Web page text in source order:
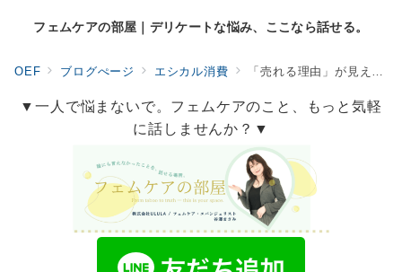
フェムケアの部屋｜デリケートな悩み、ここなら話せる。
OEF ブログぺージ エシカル消費 「売れる理由」が見えてくる！問屋・卸がOEFで学ぶエンドユーザー理解の新常識
▼一人で悩まないで。フェムケアのこと、もっと気軽
に話しませんか？▼